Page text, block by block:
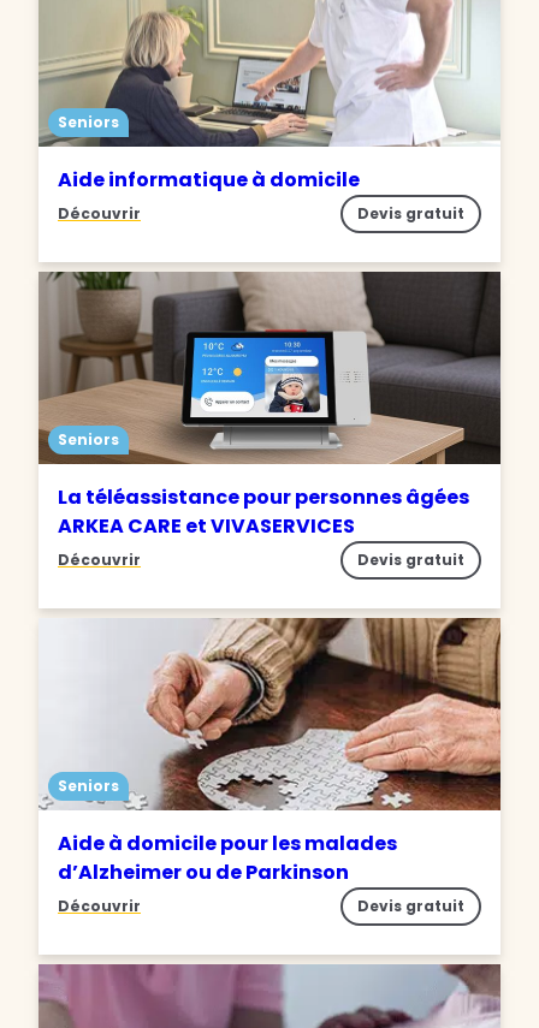
Seniors
Aide informatique à domicile
Découvrir Devis gratuit
Seniors
La téléassistance pour personnes âgées
ARKEA CARE et VIVASERVICES
Découvrir Devis gratuit
Seniors
Aide à domicile pour les malades
d’Alzheimer ou de Parkinson
Découvrir Devis gratuit